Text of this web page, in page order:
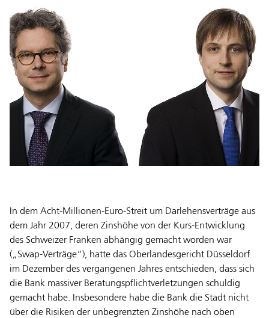
In dem Acht-Millionen-Euro-Streit um Darlehensverträge aus
dem Jahr 2007, deren Zinshöhe von der Kurs-Entwicklung
des Schweizer Franken abhängig gemacht worden war
(„Swap-Verträge“), hatte das Oberlandesgericht Düsseldorf
im Dezember des vergangenen Jahres entschieden, dass sich
die Bank massiver Beratungspflichtverletzungen schuldig
gemacht habe. Insbesondere habe die Bank die Stadt nicht
über die Risiken der unbegrenzten Zinshöhe nach oben